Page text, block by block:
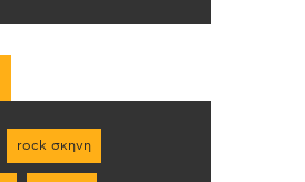
rock σκηνη